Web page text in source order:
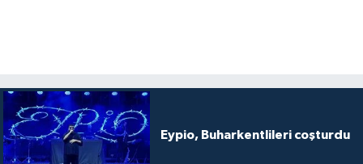
Eypio, Buharkentlileri coşturdu